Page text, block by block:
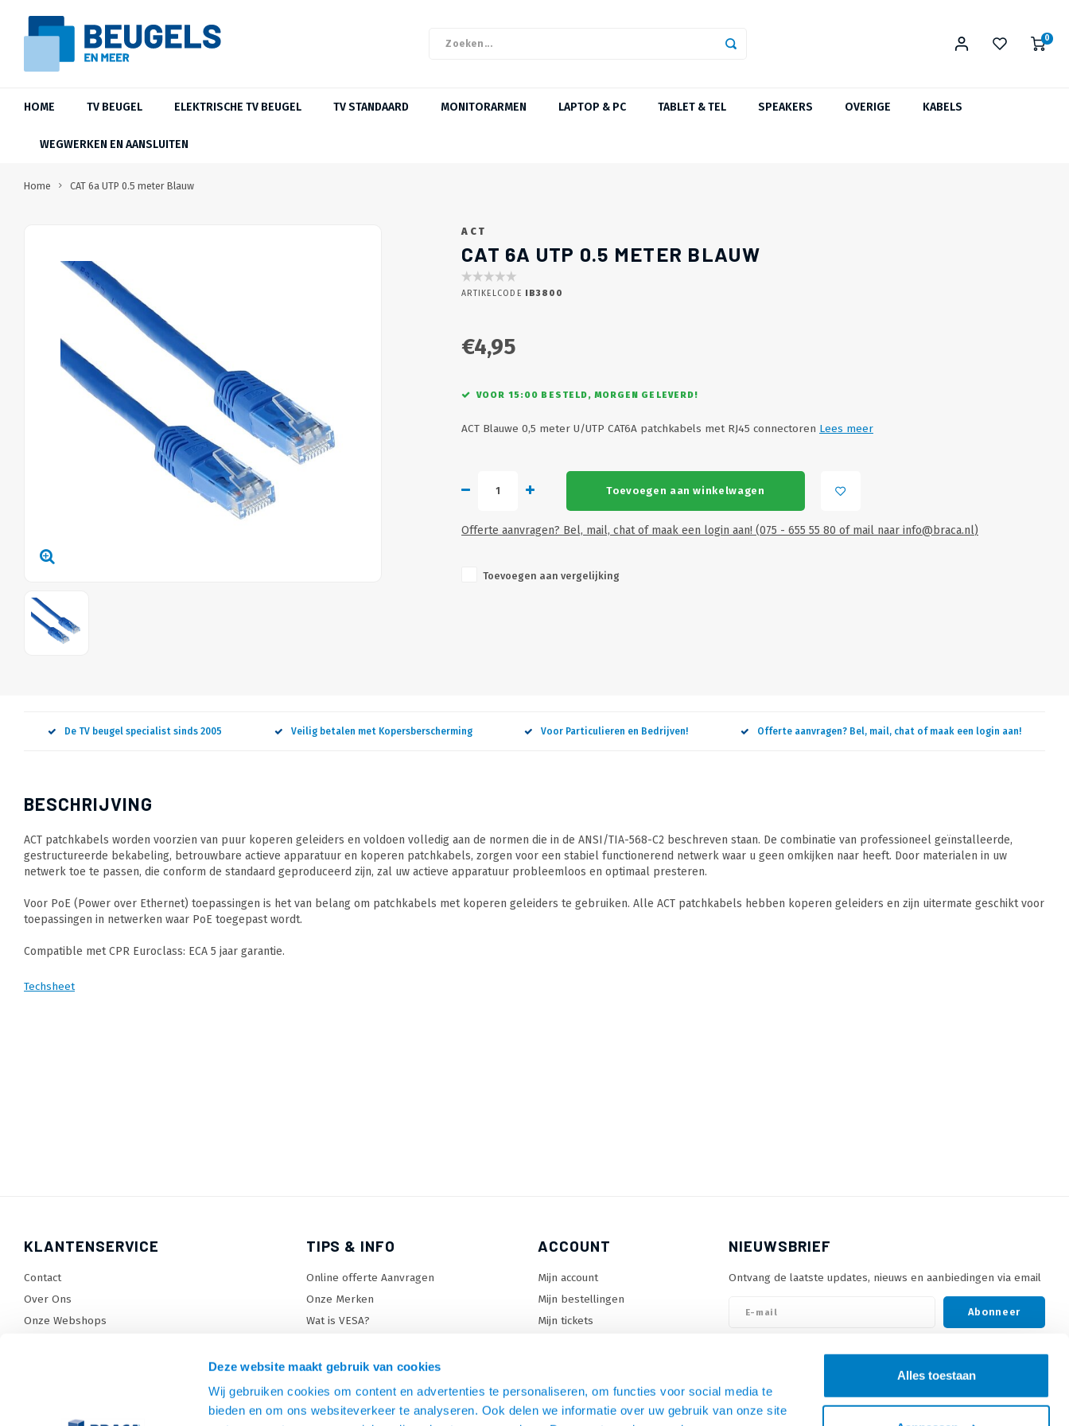
Deze website maakt gebruik van cookies
Wij gebruiken cookies om content en advertenties te personaliseren, om functies voor social media te
bieden en om ons websiteverkeer te analyseren. Ook delen we informatie over uw gebruik van onze site
Alles toestaan
0
HOME TV BEUGEL ELEKTRISCHE TV BEUGEL TV STANDAARD MONITORARMEN LAPTOP & PC TABLET & TEL SPEAKERS OVERIGE KABELS
WEGWERKEN EN AANSLUITEN
Home CAT 6a UTP 0.5 meter Blauw
ACT
CAT 6A UTP 0.5 METER BLAUW
ARTIKELCODE IB3800
€4,95
VOOR 15:00 BESTELD, MORGEN GELEVERD!
ACT Blauwe 0,5 meter U/UTP CAT6A patchkabels met RJ45 connectoren Lees meer
Toevoegen aan winkelwagen
Offerte aanvragen? Bel, mail, chat of maak een login aan! (075 - 655 55 80 of mail naar info@braca.nl)
Toevoegen aan vergelijking
De TV beugel specialist sinds 2005 Veilig betalen met Kopersberscherming Voor Particulieren en Bedrijven! Offerte aanvragen? Bel, mail, chat of maak een login aan!
BESCHRIJVING
ACT patchkabels worden voorzien van puur koperen geleiders en voldoen volledig aan de normen die in de ANSI/TIA-568-C2 beschreven staan. De combinatie van professioneel geïnstalleerde,
gestructureerde bekabeling, betrouwbare actieve apparatuur en koperen patchkabels, zorgen voor een stabiel functionerend netwerk waar u geen omkijken naar heeft. Door materialen in uw
netwerk toe te passen, die conform de standaard geproduceerd zijn, zal uw actieve apparatuur probleemloos en optimaal presteren.
Voor PoE (Power over Ethernet) toepassingen is het van belang om patchkabels met koperen geleiders te gebruiken. Alle ACT patchkabels hebben koperen geleiders en zijn uitermate geschikt voor
toepassingen in netwerken waar PoE toegepast wordt.
Compatible met CPR Euroclass: ECA 5 jaar garantie.
Techsheet
KLANTENSERVICE
Contact
Over Ons
Onze Webshops
TIPS & INFO
Online offerte Aanvragen
Onze Merken
Wat is VESA?
TV standaard keuzehulp
TV lift keuzehulp
Monitorarm keuzehulp
ACCOUNT
Mijn account
Mijn bestellingen
Mijn tickets
NIEUWSBRIEF
Ontvang de laatste updates, nieuws en aanbiedingen via email
Abonneer